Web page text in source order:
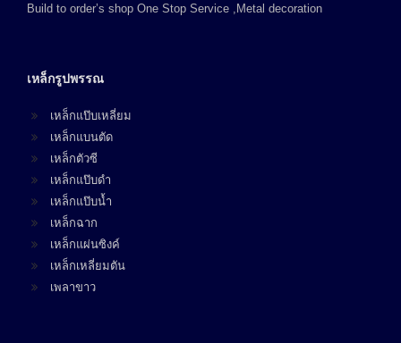
Build to order’s shop One Stop Service ,Metal decoration
เหล็กรูปพรรณ
เหล็กแป๊บเหลี่ยม
เหล็กแบนตัด
เหล็กตัวซี
เหล็กแป๊บดำ
เหล็กแป๊บน้ำ
เหล็กฉาก
เหล็กแผ่นซิงค์
เหล็กเหลี่ยมตัน
เพลาขาว